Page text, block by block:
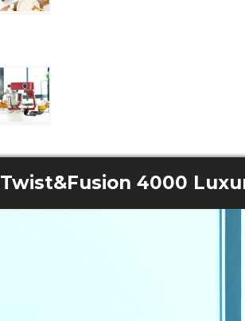
Twist&Fusion 4000